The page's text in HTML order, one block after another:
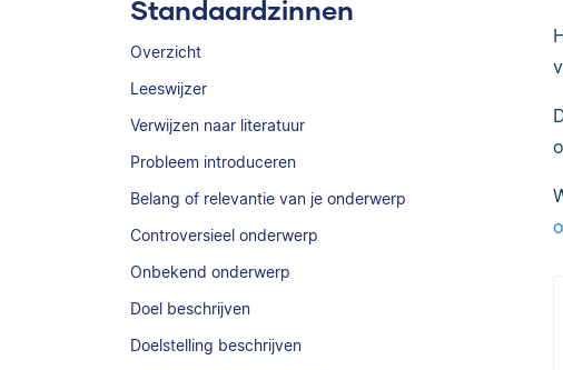
Standaardzinnen
Overzicht
Leeswijzer
Verwijzen naar literatuur
Probleem introduceren
Belang of relevantie van je onderwerp
Controversieel onderwerp
Onbekend onderwerp
Doel beschrijven
Doelstelling beschrijven